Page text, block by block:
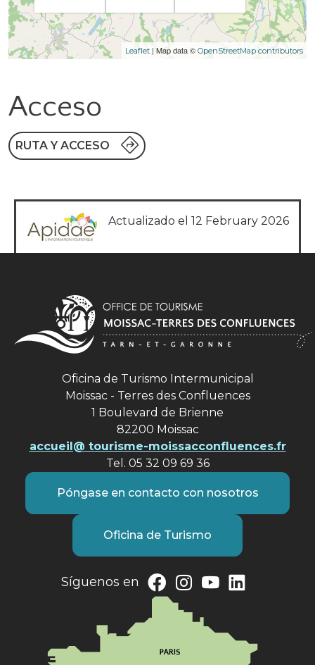
Leaflet | Map data © OpenStreetMap contributors
Acceso
RUTA Y ACCESO
Actualizado el 12 February 2026
Oficina de Turismo Intermunicipal
Moissac - Terres des Confluences
1 Boulevard de Brienne
82200 Moissac
accueil@ tourisme-moissacconfluences.fr
Tel. 05 32 09 69 36
Póngase en contacto con nosotros
Oficina de Turismo
Síguenos en